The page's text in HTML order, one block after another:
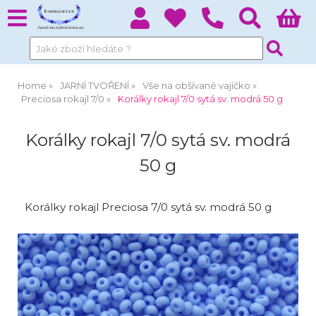
Home JARNÍ TVOŘENÍ
Vše na obšívané vajíčko
Preciosa rokajl 7/0
Korálky rokajl 7/0 sytá sv. modrá 50 g
Korálky rokajl 7/0 sytá sv. modrá
50 g
Korálky rokajl Preciosa 7/0 sytá sv. modrá 50 g